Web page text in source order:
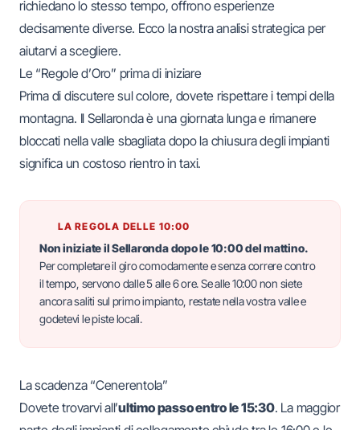
richiedano lo stesso tempo, offrono esperienze
decisamente diverse. Ecco la nostra analisi strategica per
aiutarvi a scegliere.
Le “Regole d’Oro” prima di iniziare
Prima di discutere sul colore, dovete rispettare i tempi della
montagna. Il Sellaronda è una giornata lunga e rimanere
bloccati nella valle sbagliata dopo la chiusura degli impianti
significa un costoso rientro intaxi.
LA REGOLA DELLE 10:00
Non iniziate il Sellaronda dopo le 10:00 del mattino.
Per completare il giro comodamente e senza correre contro
il tempo, servono dalle 5 alle 6 ore. Se alle 10:00 non siete
ancora saliti sul primo impianto, restate nella vostra valle e
godetevi le piste locali.
La scadenza “Cenerentola”
Dovete trovarvi all’ultimo passo entro le 15:30. La maggior